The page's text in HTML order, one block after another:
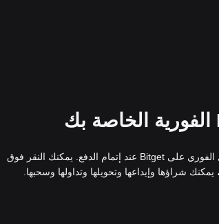
إذا اخترت شراء わらび على Bitget، فسيتم إضافة わらび على الفور إلى حساب التداول الفوري على Bitget عند إتمام الدفع. يمكنك النقر فوق
شراؤها وإيداعها وتحويلها وتداولها وسحبها.